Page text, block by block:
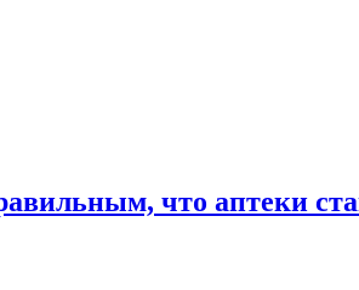
что аптеки